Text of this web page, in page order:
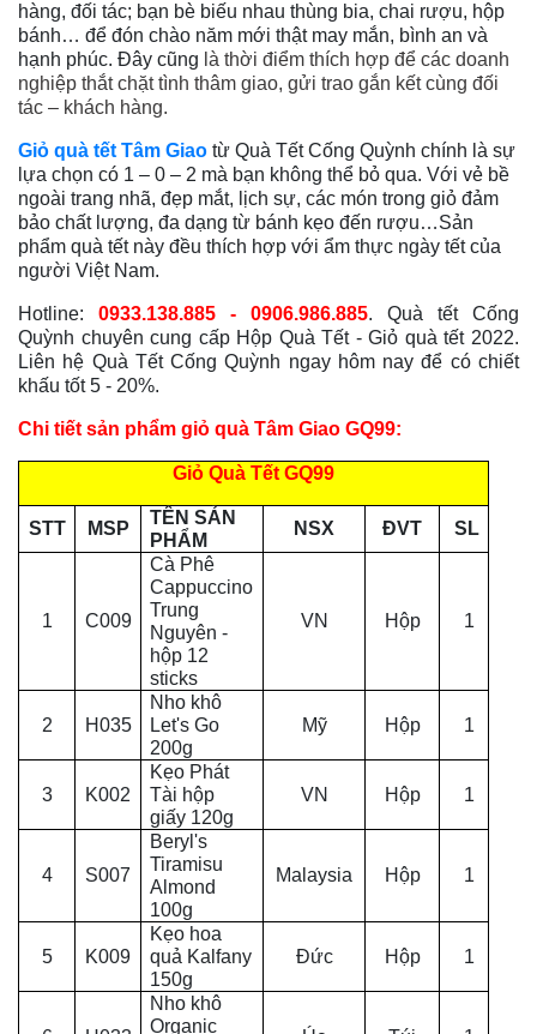
hàng, đối tác; bạn bè biếu nhau thùng bia, chai rượu, hộp
bánh… để đón chào năm mới thật may mắn, bình an và
hạnh phúc. Đây cũng là thời điểm thích hợp để các doanh
nghiệp thắt chặt tình thâm giao, gửi trao gắn kết cùng đối
tác – khách hàng.
Giỏ quà tết Tâm Giao từ Quà Tết Cống Quỳnh chính là sự
lựa chọn có 1 – 0 – 2 mà bạn không thể bỏ qua. Với vẻ bề
ngoài trang nhã, đẹp mắt, lịch sự, các món trong giỏ đảm
bảo chất lượng, đa dạng từ bánh kẹo đến rượu…Sản
phẩm quà tết này đều thích hợp với ẩm thực ngày tết của
người Việt Nam.
Hotline: 0933.138.885 - 0906.986.885. Quà tết Cống
Quỳnh chuyên cung cấp Hộp Quà Tết - Giỏ quà tết 2022.
Liên hệ Quà Tết Cống Quỳnh ngay hôm nay để có chiết
khấu tốt 5 - 20%.
Chi tiết sản phẩm giỏ quà Tâm Giao GQ99:
Giỏ Quà Tết GQ99
STT MSP
TÊN SẢN
PHẨM
NSX ĐVT SL
1 C009
Cà Phê
Cappuccino
Trung
Nguyên -
hộp 12
sticks
VN Hộp 1
2 H035
Nho khô
Let's Go
200g
Mỹ Hộp 1
3 K002
Kẹo Phát
Tài hộp
giấy 120g
VN Hộp 1
4 S007
Beryl's
Tiramisu
Almond
100g
Malaysia Hộp 1
5 K009
Kẹo hoa
quả Kalfany
150g
Đức Hộp 1
Nho khô
Organic